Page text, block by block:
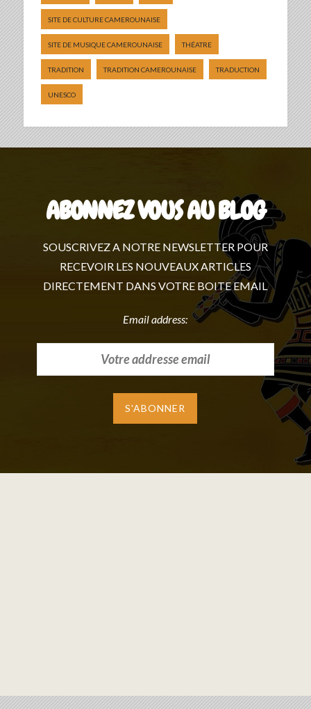
SITE DE CULTURE CAMEROUNAISE
SITE DE MUSIQUE CAMEROUNAISE THÉATRE
TRADITION TRADITION CAMEROUNAISE TRADUCTION
UNESCO
ABONNEZ VOUS AU BLOG
SOUSCRIVEZ A NOTRE NEWSLETTER POUR
RECEVOIR LES NOUVEAUX ARTICLES
DIRECTEMENT DANS VOTRE BOITE EMAIL
Email address: